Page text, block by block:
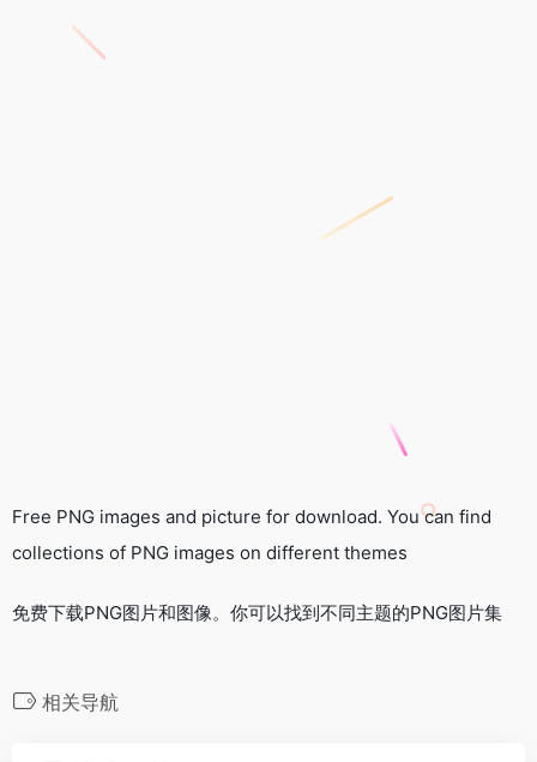
Free PNG images and picture for download. You can find
collections of PNG images on different themes
免费下载PNG图片和图像。你可以找到不同主题的PNG图片集
相关导航